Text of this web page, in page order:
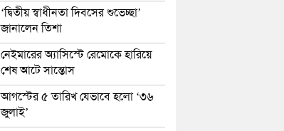
‘দ্বিতীয় স্বাধীনতা দিবসের শুভেচ্ছা’
জানালেন তিশা
নেইমারের অ্যাসিস্টে রেমোকে হারিয়ে
শেষ আটে সান্তোস
আগস্টের ৫ তারিখ যেভাবে হলো ‘৩৬
জুলাই’